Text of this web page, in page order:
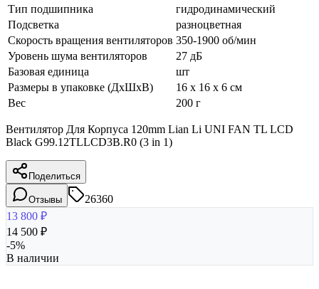
Тип подшипника
гидродинамический
Подсветка
разноцветная
Скорость вращения вентиляторов 350-1900 об/мин
Уровень шума вентиляторов
27 дБ
Базовая единица
шт
Размеры в упаковке (ДхШхВ)
16 x 16 x 6 см
Вес
200 г
Вентилятор Для Корпуса 120mm Lian Li UNI FAN TL LCD
Black G99.12TLLCD3B.R0 (3 in 1)
Поделиться
Отзывы
26360
13 800 ₽
14 500 ₽
-5%
В наличии